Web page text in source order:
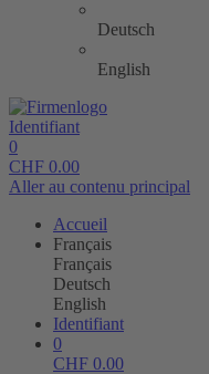
Deutsch
English
Identifiant
0
CHF 0.00
Aller au contenu principal
Accueil
Français
Français
Deutsch
English
Identifiant
0
CHF 0.00